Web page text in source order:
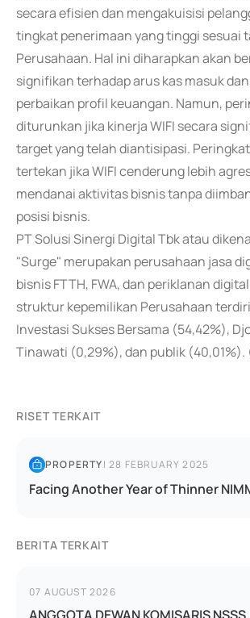
secara efisien dan mengakuisisi
tingkat penerimaan yang tinggi sesuai
Perusahaan. Hal ini diharapkan akan
signifikan terhadap arus kas masuk
perbaikan profil keuangan. Namun,
diturunkan jika kinerja WIFI secara
target yang telah diantisipasi.
tertekan jika WIFI cenderung lebih
mendanai aktivitas bisnis tanpa
posisi bisnis.
PT Solusi Sinergi Digital Tbk atau
"Surge" merupakan perusahaan jasa
bisnis FTTH, FWA, dan periklanan
struktur kepemilikan Perusahaan
Investasi Sukses Bersama (54,42%),
Tinawati (0,29%), dan publik (40,01%).
RISET TERKAIT
PROPERTY|28 FEBRUARY 2025
Facing Another Year of Thinner
BERITA TERKAIT
07 AUGUST 2026